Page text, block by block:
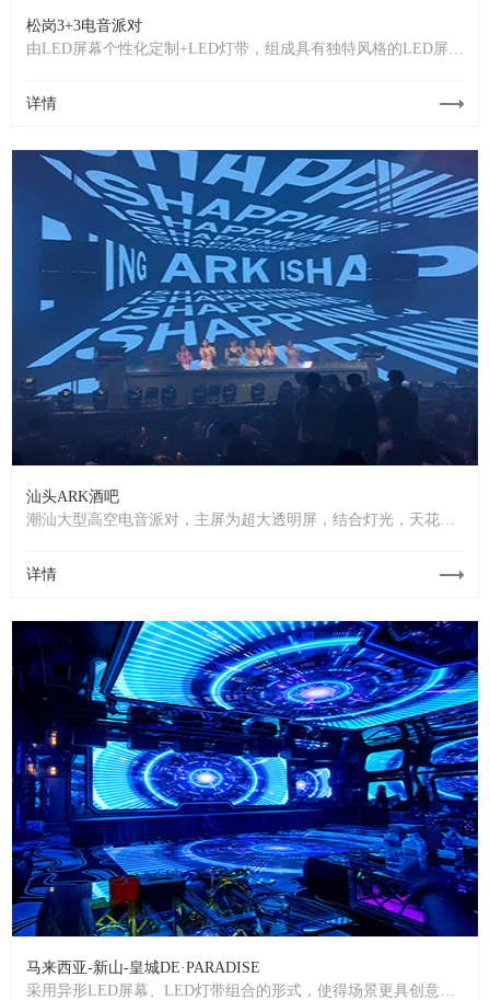
松岗3+3电音派对
由LED屏幕个性化定制+LED灯带，组成具有独特风格的LED屏幕
LED灯带更加相得益彰，能够呈现出细腻、清晰的画面
详情
汕头ARK酒吧
潮汕大型高空电音派对，主屏为超大透明屏，结合灯光，天花龟
呈现，颠覆你以往的感官，沉浸式幻觉体验，让你着迷于此无法
详情
马来西亚-新山-皇城DE·PARADISE
采用异形LED屏幕、LED灯带组合的形式，使得场景更具创意和